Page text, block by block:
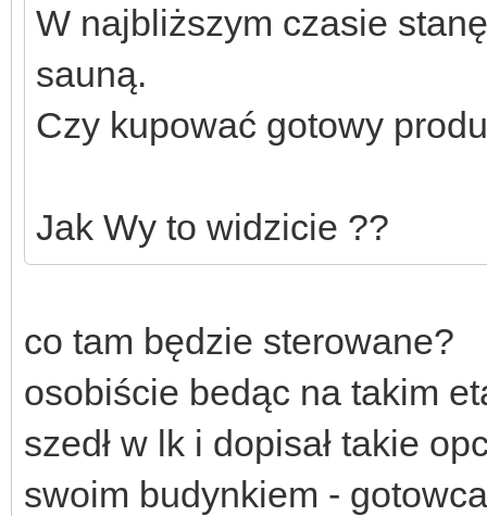
W najbliższym czasie
sauną.
Czy kupować gotowy
Jak Wy to widzicie ??
co tam będzie sterowane?
osobiście bedąc na takim
szedł w lk i dopisał takie
swoim budynkiem -